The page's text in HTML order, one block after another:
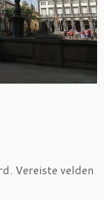
Vereiste velden